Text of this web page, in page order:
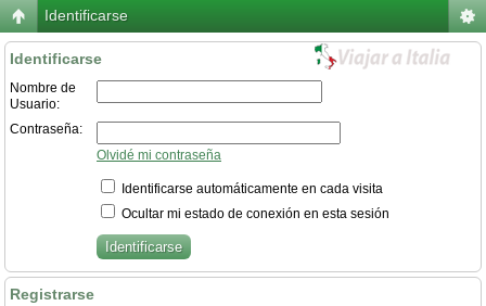
Identificarse
Identificarse
Nombre de
Usuario:
Contraseña:
Olvidé mi contraseña
Identificarse automáticamente en cada visita
Ocultar mi estado de conexión en esta sesión
Registrarse